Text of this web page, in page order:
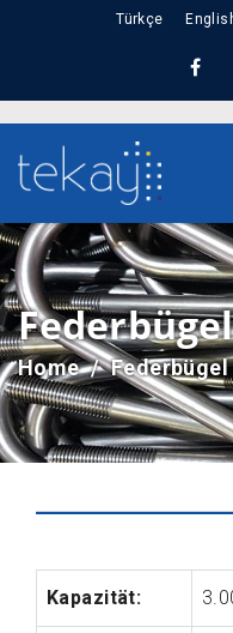
Türkçe
Federbügel
Home Federbügel
Kapazität: